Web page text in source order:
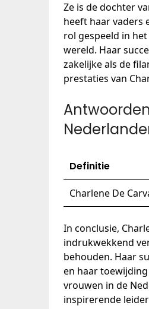
Ze is de dochter
heeft haar vaders
rol gespeeld in
wereld. Haar
zakelijke als de
prestaties van
Definitie
Charlene De
In conclusie,
indrukwekkend
behouden. Haar
en haar
vrouwen in de
inspirerende